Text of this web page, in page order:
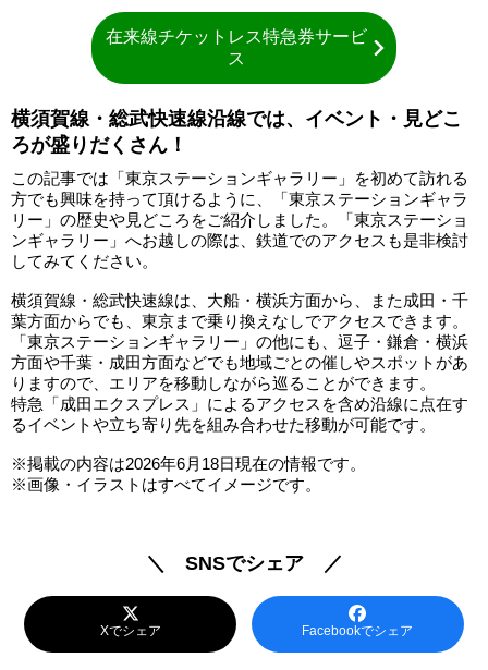
在来線チケットレス特急券サービ
ス
横須賀線・総武快速線沿線では、イベント・見どこ
ろが盛りだくさん！
この記事では「東京ステーションギャラリー」を初めて訪れる
方でも興味を持って頂けるように、「東京ステーションギャラ
リー」の歴史や見どころをご紹介しました。「東京ステーショ
ンギャラリー」へお越しの際は、鉄道でのアクセスも是非検討
してみてください。
横須賀線・総武快速線は、大船・横浜方面から、また成田・千
葉方面からでも、東京まで乗り換えなしでアクセスできます。
「東京ステーションギャラリー」の他にも、逗子・鎌倉・横浜
方面や千葉・成田方面などでも地域ごとの催しやスポットがあ
りますので、エリアを移動しながら巡ることができます。
特急「成田エクスプレス」によるアクセスを含め沿線に点在す
るイベントや立ち寄り先を組み合わせた移動が可能です。
※掲載の内容は2026年6月18日現在の情報です。
※画像・イラストはすべてイメージです。
＼ SNSでシェア ／
Xでシェア Facebookでシェア